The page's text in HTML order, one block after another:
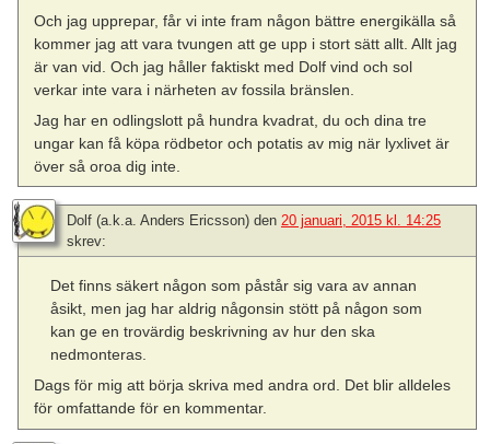
Och jag upprepar, får vi inte fram någon bättre energikälla så
kommer jag att vara tvungen att ge upp i stort sätt allt. Allt jag
är van vid. Och jag håller faktiskt med Dolf vind och sol
verkar inte vara i närheten av fossila bränslen.
Jag har en odlingslott på hundra kvadrat, du och dina tre
ungar kan få köpa rödbetor och potatis av mig när lyxlivet är
över så oroa dig inte.
Dolf (a.k.a. Anders Ericsson) den 20 januari, 2015 kl. 14:25
skrev:
Det finns säkert någon som påstår sig vara av annan
åsikt, men jag har aldrig någonsin stött på någon som
kan ge en trovärdig beskrivning av hur den ska
nedmonteras.
Dags för mig att börja skriva med andra ord. Det blir alldeles
för omfattande för en kommentar.